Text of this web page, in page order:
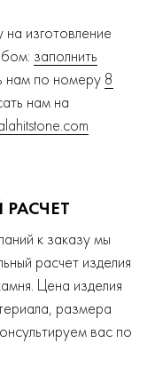
на изготовление
заполнить
нам по номеру 8
нам на
к заказу мы
расчет изделия
Цена изделия
размера
вас по